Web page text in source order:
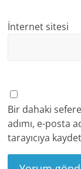
İnternet sitesi
Bir dahaki
adımı, e-posta
tarayıcıya